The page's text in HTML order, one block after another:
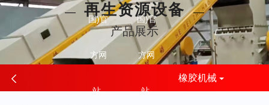
国)官
方网
站-
国)官
方网
站-
再生资源设备
产品展示
橡胶机械